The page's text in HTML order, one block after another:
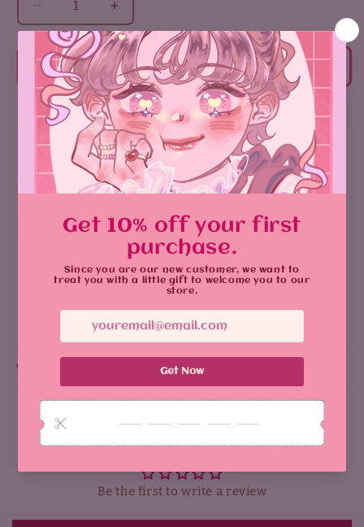
الكمية
Jiro
sticker
زيادة
الكمية
لـ
Jiro
sticker
أضف إلى السلة
Product Details:
8 cm
Vibrant design with durable, glossy sticker
يشارك
Why You'll Love It:
Customer Reviews
Be the first to write a review